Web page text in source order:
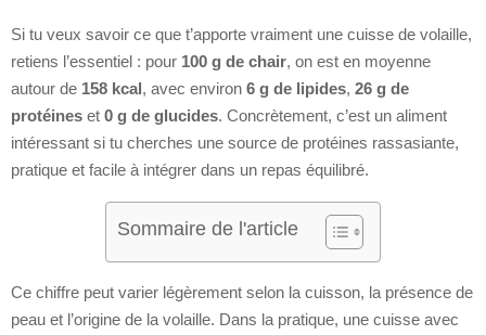
Si tu veux savoir ce que t’apporte vraiment une cuisse de volaille,
retiens l’essentiel : pour 100 g de chair, on est en moyenne
autour de 158 kcal, avec environ 6 g de lipides, 26 g de
protéines et 0 g de glucides. Concrètement, c’est un aliment
intéressant si tu cherches une source de protéines rassasiante,
pratique et facile à intégrer dans un repas équilibré.
Sommaire de l'article
Ce chiffre peut varier légèrement selon la cuisson, la présence de
peau et l’origine de la volaille. Dans la pratique, une cuisse avec